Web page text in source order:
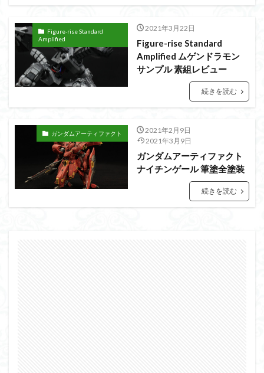
Figure-rise Standard
Amplified
2021年3月22日
Figure-rise Standard
Amplified ムゲンドラモン
サンプル 素組レビュー
続きを読む
ガンダムアーティファクト
2021年2月9日
2021年3月9日
ガンダムアーティファクト
ナイチンゲール 筆塗全塗装
続きを読む
フレームミュージック・ガール
ブレンパワード
プラノサウルス
プラフィア
プラモ
プラモデル
プレミアムバンダイ
ヘキサギア
ベルセルク
ホビーショップくらくら
ボトムズ
ポケモン マクロス
マクロスF
マクロスΔ
マクロスデルタ
マクロス７
マジンガーZ
マックスファクトリー
ムーミンハウス
メガミデバイス
メッキ風塗装
モデロイド
モルカー
ヤマト